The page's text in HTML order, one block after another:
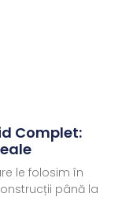
Complet:
le folosim în
până la